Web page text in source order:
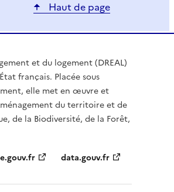
Haut de page
et du logement (DREAL)
français. Placée sous
elle met en œuvre et
du territoire et de
de la Biodiversité, de la Forêt,
data.gouv.fr